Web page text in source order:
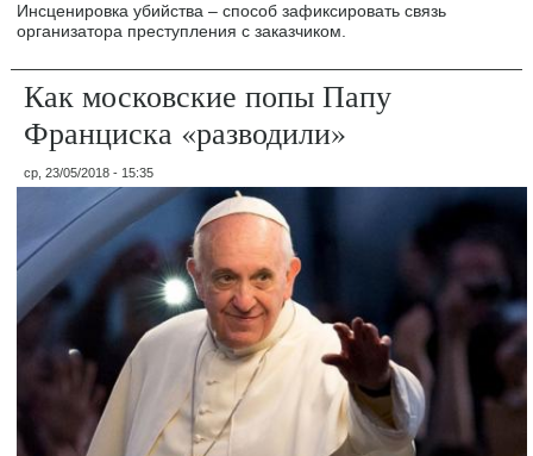
Инсценировка убийства – способ зафиксировать связь
организатора преступления с заказчиком.
Как московские попы Папу
Франциска «разводили»
ср, 23/05/2018 - 15:35